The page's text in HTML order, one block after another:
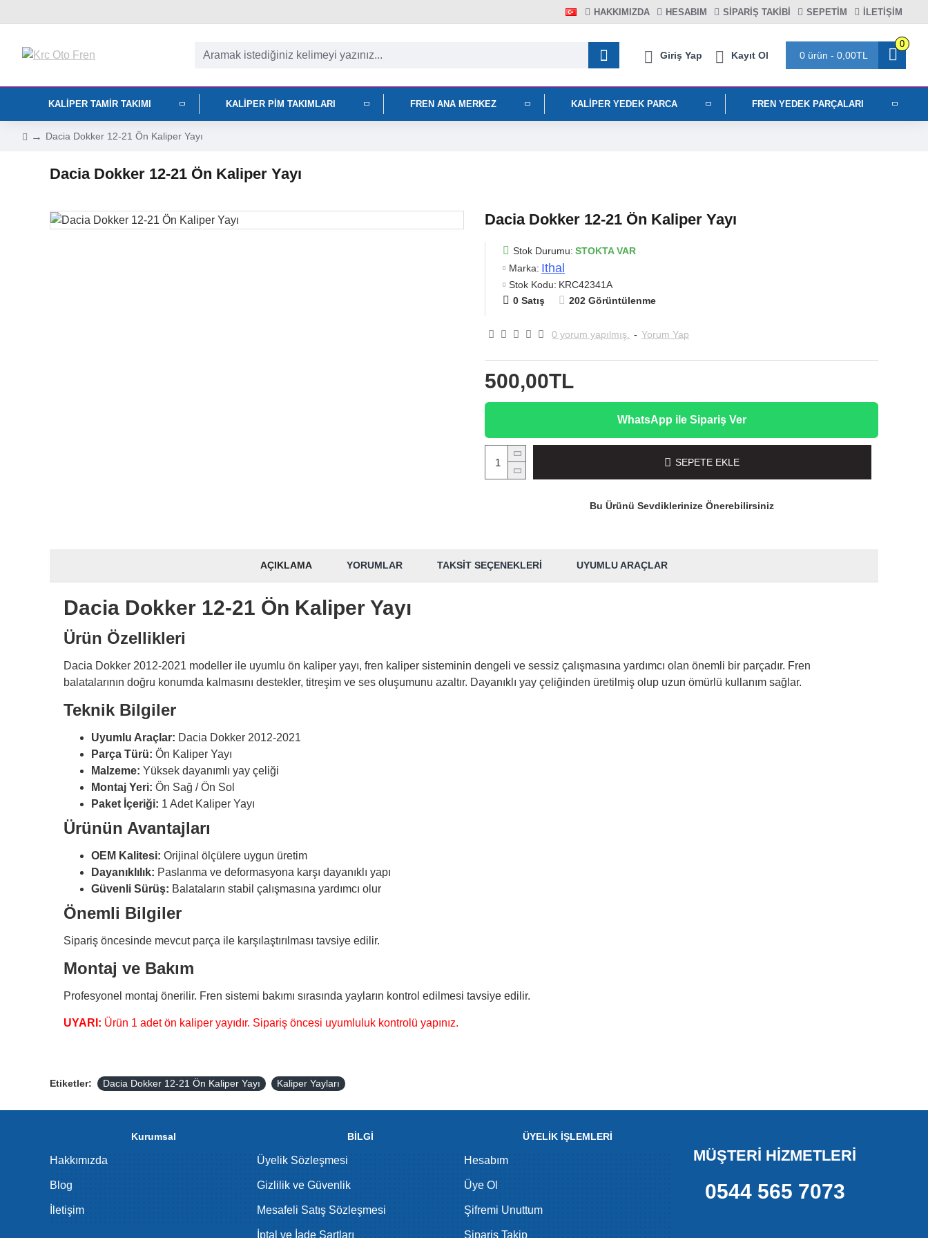
HAKKIMIZDA HESABIM SIPARIŞ TAKIBI SEPETIM İLETİŞİM
Giriş Yap Kayıt Ol 0 ürün - 0,00TL
0
KALIPER TAMIR TAKIMI KALIPER PIM TAKIMLARI FREN ANA MERKEZ KALIPER YEDEK PARCA FREN YEDEK PARÇALARI
Dacia Dokker 12-21 Ön Kaliper Yayı
Dacia Dokker 12-21 Ön Kaliper Yayı
Dacia Dokker 12-21 Ön Kaliper Yayı
Stok Durumu: STOKTA VAR
Marka: Ithal
Stok Kodu: KRC42341A
0 Satış
202 Görüntülenme
0 yorum yapılmış. - Yorum Yap
500,00TL
WhatsApp ile Sipariş Ver
SEPETE EKLE
Bu Ürünü Sevdiklerinize Önerebilirsiniz
AÇIKLAMA YORUMLAR TAKSIT SEÇENEKLERI UYUMLU ARAÇLAR
Dacia Dokker 12-21 Ön Kaliper Yayı
Ürün Özellikleri
Dacia Dokker 2012-2021 modeller ile uyumlu ön kaliper yayı, fren kaliper sisteminin dengeli ve sessiz çalışmasına yardımcı olan önemli bir parçadır. Fren
balatalarının doğru konumda kalmasını destekler, titreşim ve ses oluşumunu azaltır. Dayanıklı yay çeliğinden üretilmiş olup uzun ömürlü kullanım sağlar.
Teknik Bilgiler
Uyumlu Araçlar: Dacia Dokker 2012-2021
Parça Türü: Ön Kaliper Yayı
Malzeme: Yüksek dayanımlı yay çeliği
Montaj Yeri: Ön Sağ / Ön Sol
Paket İçeriği: 1 Adet Kaliper Yayı
Ürünün Avantajları
OEM Kalitesi: Orijinal ölçülere uygun üretim
Dayanıklılık: Paslanma ve deformasyona karşı dayanıklı yapı
Güvenli Sürüş: Balataların stabil çalışmasına yardımcı olur
Önemli Bilgiler
Sipariş öncesinde mevcut parça ile karşılaştırılması tavsiye edilir.
Montaj ve Bakım
Profesyonel montaj önerilir. Fren sistemi bakımı sırasında yayların kontrol edilmesi tavsiye edilir.
UYARI: Ürün 1 adet ön kaliper yayıdır. Sipariş öncesi uyumluluk kontrolü yapınız.
Etiketler: Dacia Dokker 12-21 Ön Kaliper Yayı Kaliper Yayları
Kurumsal
Hakkımızda
Blog
İletişim
BİLGİ
Üyelik Sözleşmesi
Gizlilik ve Güvenlik
Mesafeli Satış Sözleşmesi
İptal ve İade Şartları
ÜYELİK İŞLEMLERİ
Hesabım
Üye Ol
Şifremi Unuttum
Sipariş Takip
MÜŞTERİ HİZMETLERİ
0544 565 7073